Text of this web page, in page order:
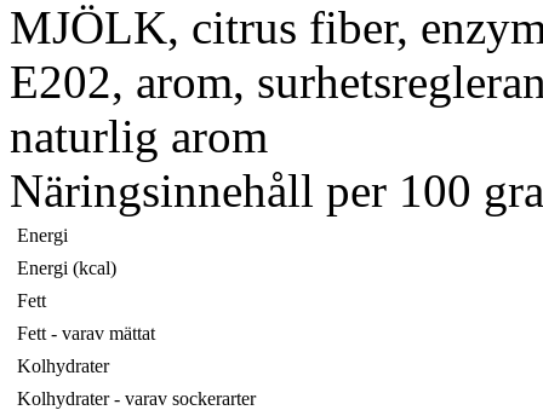
MJÖLK, citrus fiber,
E202, arom,
naturlig arom
Näringsinnehåll per 100
Energi
Energi (kcal)
Fett
Fett - varav mättat
Kolhydrater
Kolhydrater - varav sockerarter